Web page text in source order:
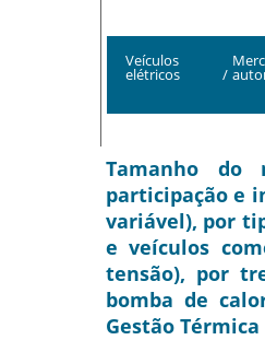
Veículos
elétricos /
Tamanho do
participação e
variável), por
e veículos
tensão), por
bomba de
Gestão